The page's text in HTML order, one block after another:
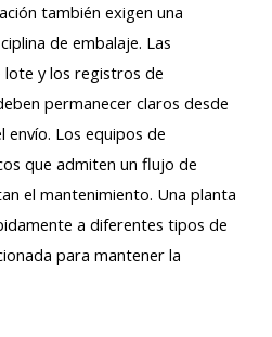
también exigen una
de embalaje. Las
y los registros de
permanecer claros desde
envío. Los equipos de
que admiten un flujo de
el mantenimiento. Una planta
a diferentes tipos de
para mantener la